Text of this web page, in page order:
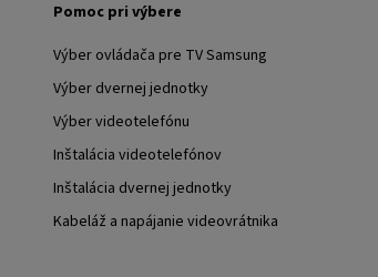
Pomoc pri výbere
Výber ovládača pre TV Samsung
Výber dvernej jednotky
Výber videotelefónu
Inštalácia videotelefónov
Inštalácia dvernej jednotky
Kabeláž a napájanie videovrátnika